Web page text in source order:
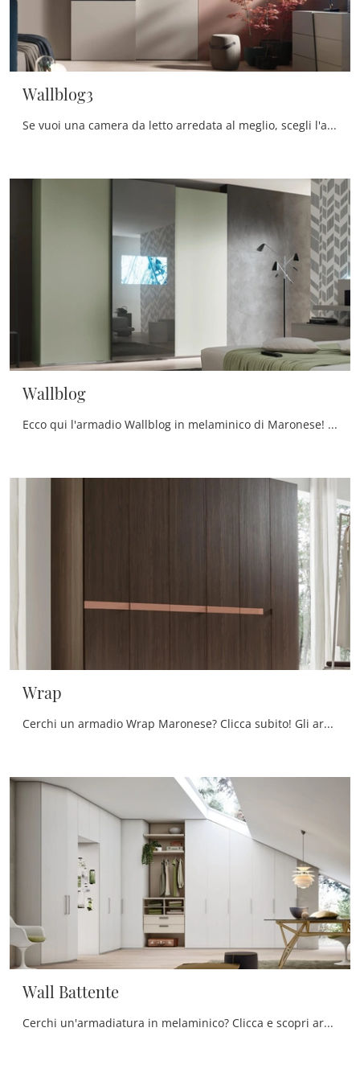
Wallblog3
Se vuoi una camera da letto arredata al meglio, scegli l'armadio Wallblog3 con ante scorrevoli di Maronese!
Wallblog
Ecco qui l'armadio Wallblog in melaminico di Maronese! Una ricca gamma di armadi a muro con ante scorrevoli.
Wrap
Cerchi un armadio Wrap Maronese? Clicca subito! Gli armadi a muro con ante battenti ti aspettano.
Wall Battente
Cerchi un'armadiatura in melaminico? Clicca e scopri armadi per mansarde con ante battenti di Maronese.